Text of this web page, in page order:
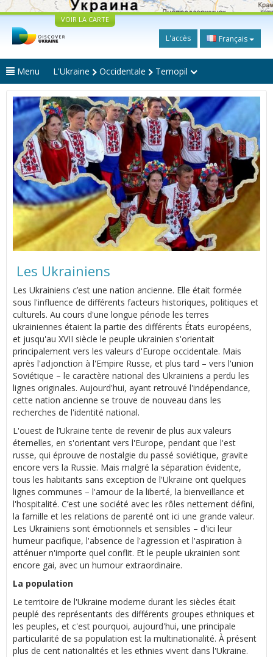
VOIR LA CARTE
L'accès Français
Menu L'Ukraine Occidentale Ternopil
Les Ukrainiens
Les Ukrainiens c’est une nation ancienne. Elle était formée
sous l'influence de différents facteurs historiques, politiques et
culturels. Au cours d'une longue période les terres
ukrainiennes étaient la partie des différents États européens,
et jusqu'au XVII siècle le peuple ukrainien s'orientait
principalement vers les valeurs d'Europe occidentale. Mais
après l'adjonction à l'Empire Russe, et plus tard – vers l'union
Soviétique – le caractère national des Ukrainiens a perdu les
lignes originales. Aujourd'hui, ayant retrouvé l'indépendance,
cette nation ancienne se trouve de nouveau dans les
recherches de l'identité national.
L'ouest de l’Ukraine tente de revenir de plus aux valeurs
éternelles, en s'orientant vers l'Europe, pendant que l'est
russe, qui éprouve de nostalgie du passé soviétique, gravite
encore vers la Russie. Mais malgré la séparation évidente,
tous les habitants sans exception de l'Ukraine ont quelques
lignes communes – l'amour de la liberté, la bienveillance et
l'hospitalité. C’est une société avec les rôles nettement défini,
la famille et les relations de parenté ont ici une grande valeur.
Les Ukrainiens sont émotionnels et sensibles – d'ici leur
humeur pacifique, l'absence de l'agression et l'aspiration à
atténuer n'importe quel conflit. Et le peuple ukrainien sont
encore gai, avec un humour extraordinaire.
La population
Le territoire de l'Ukraine moderne durant les siècles était
peuplé des représentants des différents groupes ethniques et
les peuples, et c'est pourquoi, aujourd'hui, une principale
particularité de sa population est la multinationalité. À présent
plus de cent nationalités et les ethnies vivent dans l'Ukraine.